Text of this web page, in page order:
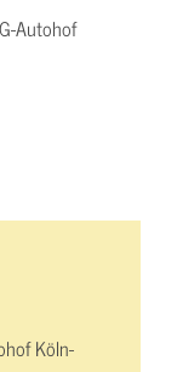
Autohof
Köln-